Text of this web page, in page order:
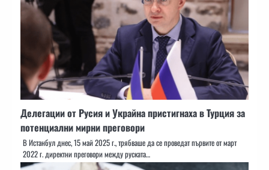
Делегации от Русия и Украйна пристигнаха в Турция за
потенциални мирни преговори
В Истанбул днес, 15 май 2025 г., трябваше да се проведат първите от март
2022 г. директни преговори между руската…